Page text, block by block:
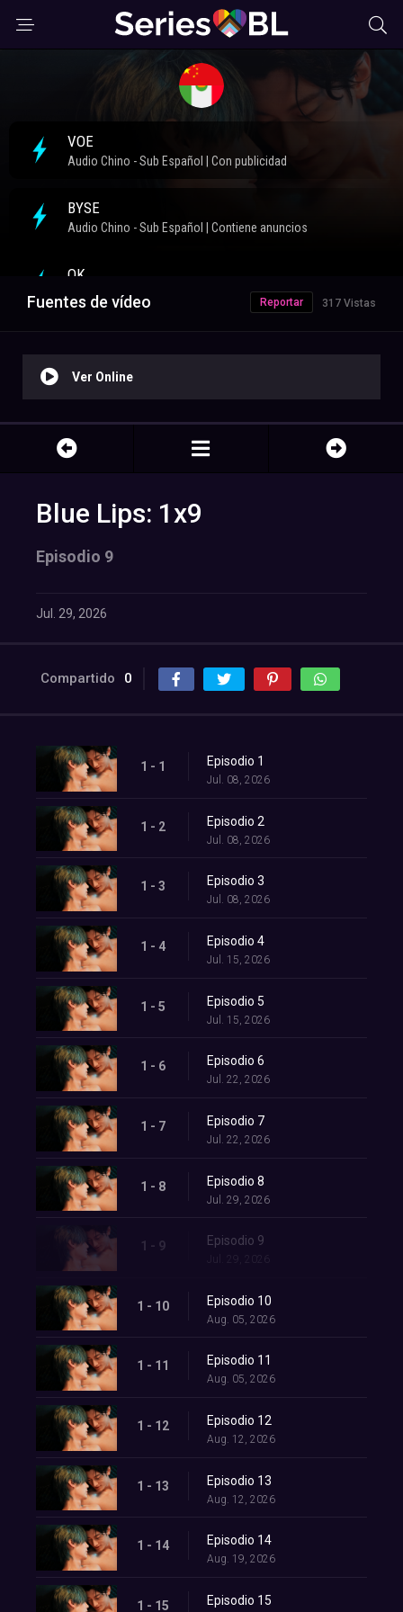
Fuentes de vídeo 317 Vistas
Reportar
Ver Online
Blue Lips: 1x9
Episodio 9
Jul. 29, 2026
Compartido 0
1 - 1 Episodio 1
Jul. 08, 2026
1 - 2 Episodio 2
Jul. 08, 2026
1 - 3 Episodio 3
Jul. 08, 2026
1 - 4 Episodio 4
Jul. 15, 2026
1 - 5 Episodio 5
Jul. 15, 2026
1 - 6 Episodio 6
Jul. 22, 2026
1 - 7 Episodio 7
Jul. 22, 2026
1 - 8 Episodio 8
Jul. 29, 2026
1 - 9 Episodio 9
Jul. 29, 2026
1 - 10 Episodio 10
Aug. 05, 2026
1 - 11 Episodio 11
Aug. 05, 2026
1 - 12 Episodio 12
Aug. 12, 2026
1 - 13 Episodio 13
Aug. 12, 2026
1 - 14 Episodio 14
Aug. 19, 2026
1 - 15 Episodio 15